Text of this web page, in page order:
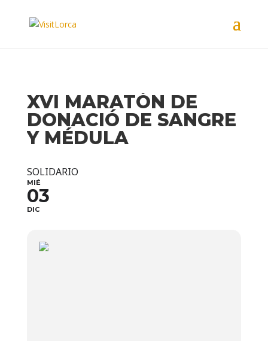
XVI MARATÓN DE
DONACIÓ DE SANGRE
Y MÉDULA
SOLIDARIO
MIÉ
03
DIC